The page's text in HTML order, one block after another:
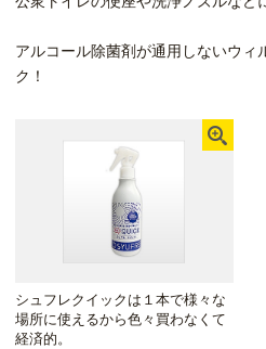
アルコール除菌剤が通用しないウィ
ク！
シュフレクイックは１本で様々な
場所に使えるから色々買わなくて
経済的。